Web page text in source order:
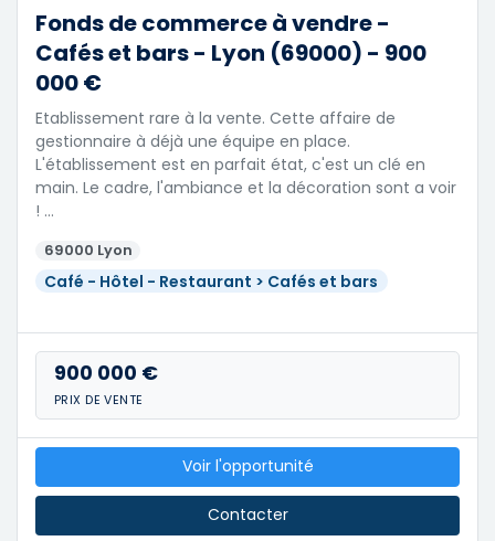
Fonds de commerce à vendre -
Cafés et bars - Lyon (69000) - 900
000 €
Etablissement rare à la vente. Cette affaire de
gestionnaire à déjà une équipe en place.
L'établissement est en parfait état, c'est un clé en
main. Le cadre, l'ambiance et la décoration sont a voir
! …
69000 Lyon
Café - Hôtel - Restaurant > Cafés et bars
900 000 €
PRIX DE VENTE
Voir l'opportunité
Contacter